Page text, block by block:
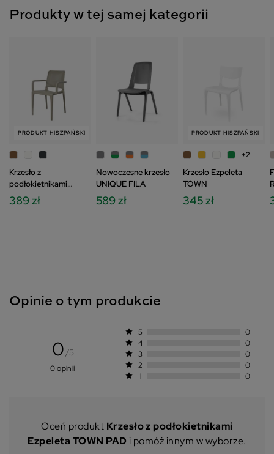
Produkty w tej samej kategorii
PRODUKT HISZPAŃSKI
Krzesło z
podłokietnikami
Ezpeleta HALL
389 zł
Nowoczesne krzesło
UNIQUE FILA
589 zł
PRODUKT HISZPAŃSKI
+2
Krzesło Ezpeleta
TOWN
345 zł
Opinie o tym produkcie
0/5
0 opinii
star 5 0
star 4 0
star 3 0
star 2 0
star 1 0
Oceń produkt Krzesło z podłokietnikami
Ezpeleta TOWN PAD i pomóż innym w wyborze.